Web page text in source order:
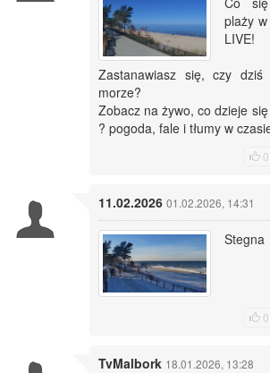
plaży
LIVE!
Zastanawiasz się, czy
morze?
Zobacz na żywo, co dzieje
? pogoda, fale i tłumy w
0
11.02.2026 01.02.2026, 14:31
Stegna
0
TvMalbork 18.01.2026, 13:28